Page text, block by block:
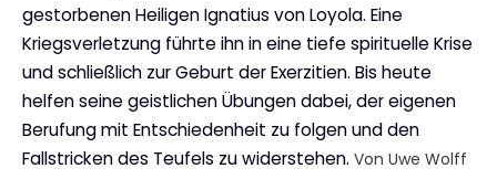
gestorbenen Heiligen Ignatius von Loyola. Eine
Kriegsverletzung führte ihn in eine tiefe spirituelle Krise
und schließlich zur Geburt der Exerzitien. Bis heute
helfen seine geistlichen Übungen dabei, der eigenen
Berufung mit Entschiedenheit zu folgen und den
Fallstricken des Teufels zu widerstehen. Von Uwe Wolff